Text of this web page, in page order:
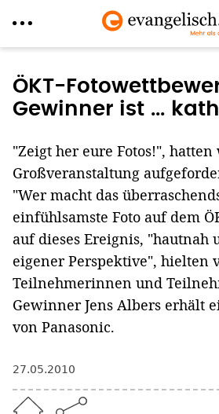
zum
Inhalt
ÖKT-
Gewinner ist ...
"Zeigt her eure Fotos!",
Großveranstaltung
"Wer macht das
einfühlsamste Foto auf dem
auf dieses Ereignis, "hautnah
eigener Perspektive", hielten
Teilnehmerinnen und
Gewinner Jens Albers erhält
von Panasonic.
27.05.2010